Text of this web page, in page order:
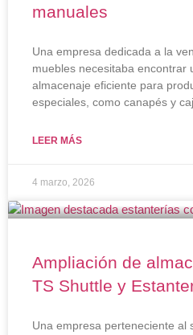
manuales
Una empresa dedicada a la
muebles necesitaba encontrar
almacenaje eficiente para
especiales, como canapés y
LEER MÁS
4 marzo, 2026
Ampliación de
TS Shuttle y
Una empresa perteneciente al